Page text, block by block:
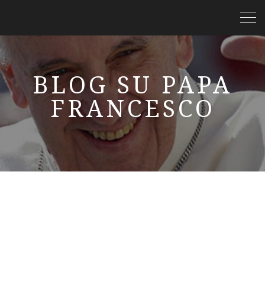
BLOG SU PAPA
FRANCESCO